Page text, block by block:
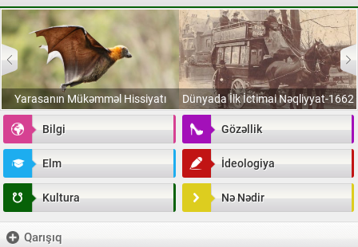
Yarasanın Mükəmməl Hissiyatı Dünyada İlk İctimai Nəqliyyat-1662
Bilgi Gözəllik
Elm İdeologiya
Kultura Nə Nədir
Qarışıq